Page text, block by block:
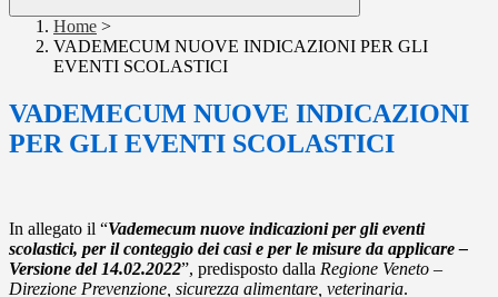
Home >
VADEMECUM NUOVE INDICAZIONI PER GLI
EVENTI SCOLASTICI
VADEMECUM NUOVE INDICAZIONI
PER GLI EVENTI SCOLASTICI
In allegato il “Vademecum nuove indicazioni per gli eventi
scolastici, per il conteggio dei casi e per le misure da applicare –
Versione del 14.02.2022”, predisposto dalla Regione Veneto –
Direzione Prevenzione, sicurezza alimentare, veterinaria.